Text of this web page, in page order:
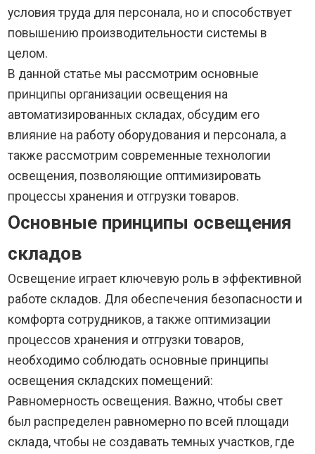
условия труда для персонала, но и способствует
повышению производительности системы в
целом.
В данной статье мы рассмотрим основные
принципы организации освещения на
автоматизированных складах, обсудим его
влияние на работу оборудования и персонала, а
также рассмотрим современные технологии
освещения, позволяющие оптимизировать
процессы хранения и отгрузки товаров.
Основные принципы освещения
складов
Освещение играет ключевую роль в эффективной
работе складов. Для обеспечения безопасности и
комфорта сотрудников, а также оптимизации
процессов хранения и отгрузки товаров,
необходимо соблюдать основные принципы
освещения складских помещений:
Равномерность освещения. Важно, чтобы свет
был распределен равномерно по всей площади
склада, чтобы не создавать темных участков, где